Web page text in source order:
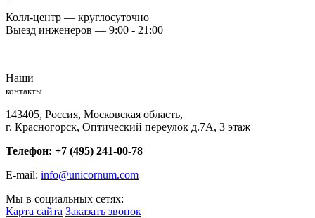
Колл-центр — круглосуточно
Выезд инженеров — 9:00 - 21:00
Наши
контакты
143405, Россия, Московская область,
г. Красногорск, Оптический переулок д.7А, 3 этаж
Телефон: +7 (495) 241-00-78
E-mail: info@unicornum.com
Мы в социальных сетях:
Карта сайта Заказать звонок